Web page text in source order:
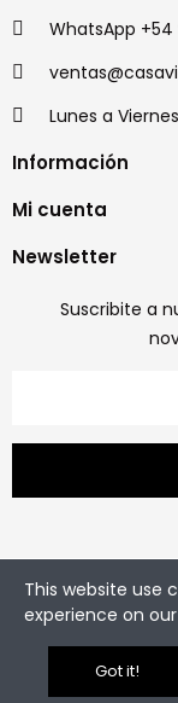
WhatsApp +54
Lunes a
Información
Mi cuenta
Newsletter
Suscribite a
Copyright ©
This website use
experience on
Got it!